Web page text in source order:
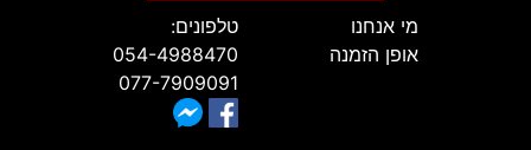
מי אנחנו
אופן הזמנה
טלפונים:
054-4988470
077-7909091